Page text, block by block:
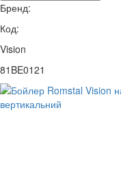
Бренд:
Код:
Vision
81BE0121